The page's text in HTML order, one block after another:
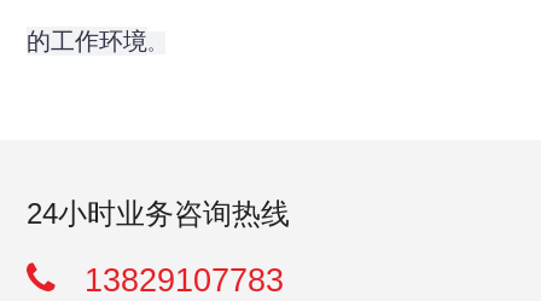
的工作环境。
24小时业务咨询热线
13829107783